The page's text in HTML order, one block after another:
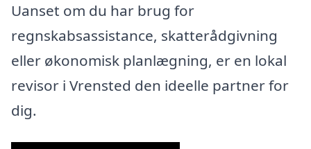
Uanset om du har brug for
regnskabsassistance, skatterådgivning
eller økonomisk planlægning, er en lokal
revisor i Vrensted den ideelle partner for
dig.